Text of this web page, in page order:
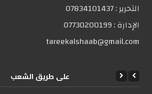
التحریر :07834101437
الإدارة :07730200199
tareekalshaab@gmail.com
علی طریق الشعب